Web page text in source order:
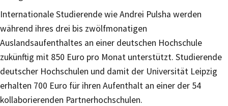
Internationale Studierende wie Andrei Pulsha werden
während ihres drei bis zwölfmonatigen
Auslandsaufenthaltes an einer deutschen Hochschule
zukünftig mit 850 Euro pro Monat unterstützt. Studierende
deutscher Hochschulen und damit der Universität Leipzig
erhalten 700 Euro für ihren Aufenthalt an einer der 54
kollaborierenden Partnerhochschulen.